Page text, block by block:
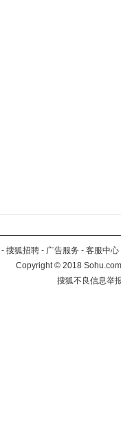
- 搜狐招聘 - 广告服务 - 客服中心
Copyright©2018
搜狐不良信息举